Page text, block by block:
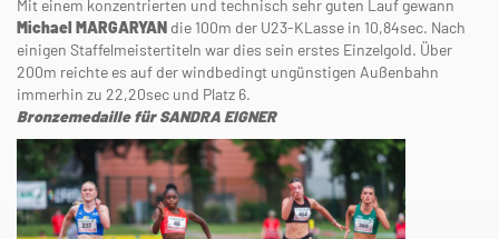
Mit einem konzentrierten und technisch sehr guten Lauf gewann
Michael MARGARYAN die 100m der U23-KLasse in 10,84sec. Nach
einigen Staffelmeistertiteln war dies sein erstes Einzelgold. Über
200m reichte es auf der windbedingt ungünstigen Außenbahn
immerhin zu 22,20sec und Platz 6.
Bronzemedaille für SANDRA EIGNER